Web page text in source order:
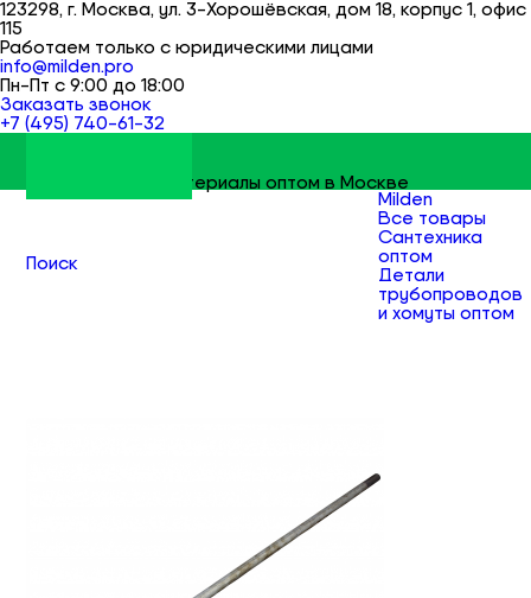
123298, г. Москва, ул. 3-Хорошёвская, дом 18, корпус 1, офис
115
Работаем только с юридическими лицами
info@milden.pro
Пн-Пт с 9:00 до 18:00
Заказать звонок
+7 (495) 740-61-32
Строительные материалы оптом в Москве
Поиск
Milden
Все товары
Сантехника
оптом
Детали
трубопроводов
и хомуты оптом